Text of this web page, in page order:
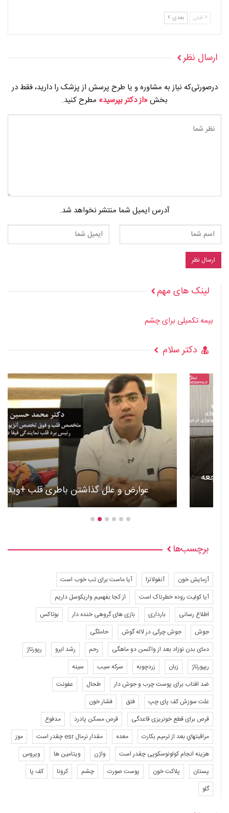
قبلی بعدی
ارسال نظر
درصورتی‌که نیاز به مشاوره و یا طرح پرسش از پزشک را دارید، فقط در
بخش«از دکتر بپرسید» مطرح کنید.
آدرس ایمیل شما منتشر نخواهد شد.
لینک های مهم
بیمه تکمیلی برای چشم
دکتر سلام
عوارض و علل گذاشتن باطری قلب +ویدئو
برچسب‌ها
آزمایش خون آنفولانزا
آیا ماست برای تب خوب است
آیا کولیت روده خطرناک است
از کجا بفهمیم واریکوسل داریم
اطلاع رسانی
بارداری بازی های گروهی خنده دار
بوتاکس
جوش
جوش چرکی در لاله گوش
حاملگی
دمای بدن نوزاد بعد از واکسن دو ماهگی
رحم رشد ابرو
رپورتاژ
ریپورتاژ
زبان زردچوبه سرکه سیب
سینه
ضد افتاب برای پوست چرب و جوش دار
طحال
عفونت
علت سوزش کف پای چپ
فتق
فشار خون
قرص برای قطع خونریزی قاعدگی
قرص مسکن پادرد
مدفوع
مراقبتهاي بعد از ترميم بكارت
معده مقدار نرمال esr چقدر است
موز
هزینه انجام کولونوسکوپی چقدر است
واژن ویتامین ها
ویروس
پستان
پلاکت خون پوست صورت چشم کرونا
کف پا
گلو